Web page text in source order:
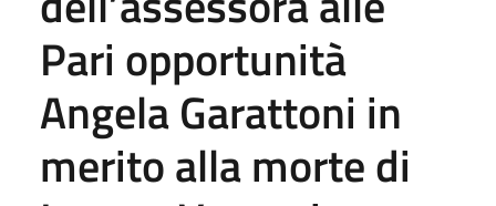
Pari opportunità
Angela Garattoni in
merito alla morte di